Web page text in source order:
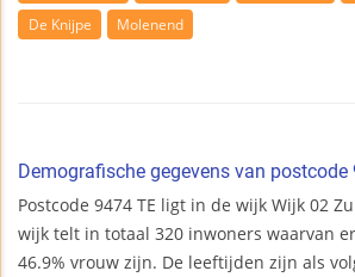
De Knijpe
Molenend
Demografische gegevens van postcode
Postcode 9474 TE ligt in de wijk Wijk 02
wijk telt in totaal 320 inwoners waarvan
46.9% vrouw zijn. De leeftijden zijn als